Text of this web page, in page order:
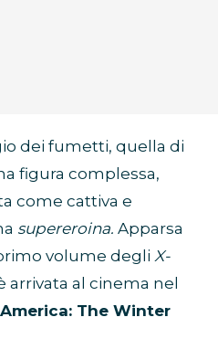
dei fumetti, quella di
figura complessa,
come cattiva e
supereroina. Apparsa
volume degli X-
arrivata al cinema nel
The Winter